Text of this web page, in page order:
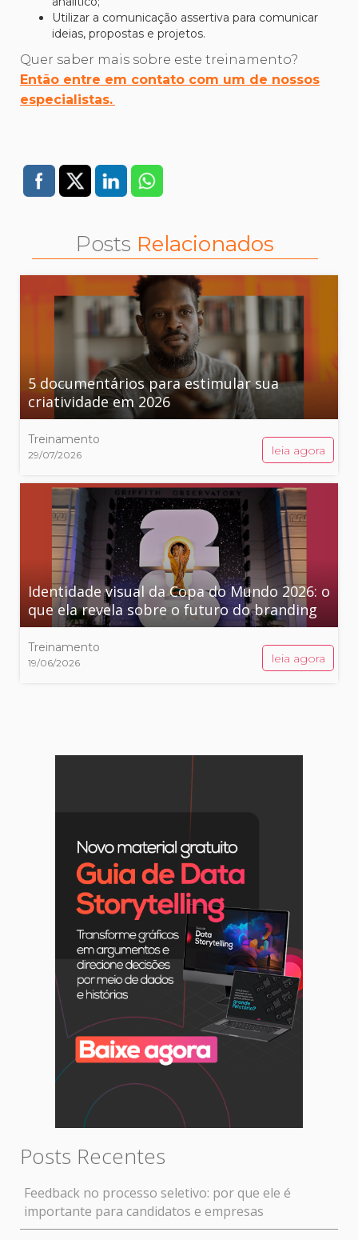
Utilizar a comunicação assertiva para comunicar
ideias, propostas e projetos.
Quer saber mais sobre este treinamento?
Então entre em contato com um de nossos
especialistas.
Posts Relacionados
5 documentários para estimular sua
criatividade em 2026
Treinamento
29/07/2026 leia agora
Identidade visual da Copa do Mundo 2026: o
que ela revela sobre o futuro do branding
Treinamento
19/06/2026 leia agora
Posts Recentes
Feedback no processo seletivo: por que ele é
importante para candidatos e empresas